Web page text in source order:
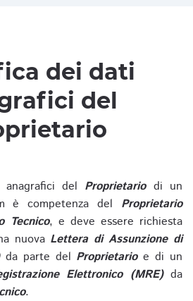
dei dati
del
del Proprietariodi un
è competenza del Proprietario
Tecnico, e deve essere richiesta
nuova Lettera di Assunzione di
da parte del Proprietarioe di un
Elettronico (MRE)da
.